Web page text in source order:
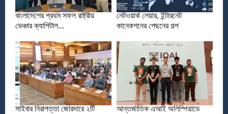
বাংলাদেশের প্রথম সফল রাষ্ট্রীয়
ভেঞ্চার ক্যাপিটাল...
নেটওয়ার্ক লেয়ার, ইন্টারনেট
কানেকশনের পেছনের গল্প
সাইবার নিরাপত্তা জোরদারে ২টি
আন্তর্জাতিক এআই অলিম্পিয়াডে